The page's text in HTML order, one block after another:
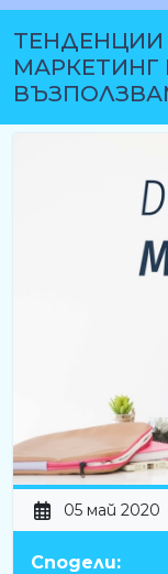
ТЕНДЕНЦИИ
МАРКЕТИНГ
05 май 2020
Сподели: